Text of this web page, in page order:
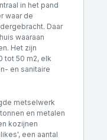
in het pand
waar de
Daar
waaraan
Het zijn
tot 50 m2, elk
en sanitaire
metselwerk
en metalen
kozijnen
een aantal